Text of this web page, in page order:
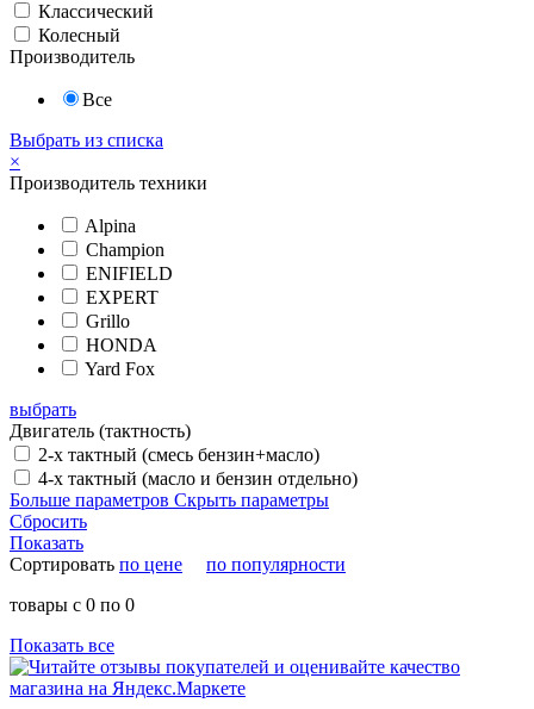
Классический
Колесный
Производитель
Все
Выбрать из списка
×
Производитель техники
Alpina
Champion
ENIFIELD
EXPERT
Grillo
HONDA
Yard Fox
выбрать
Двигатель (тактность)
2-х тактный (смесь бензин+масло)
4-х тактный (масло и бензин отдельно)
Больше параметров Скрыть параметры
Сбросить
Показать
Сортировать по цене
по популярности
товары с 0 по 0
Показать все